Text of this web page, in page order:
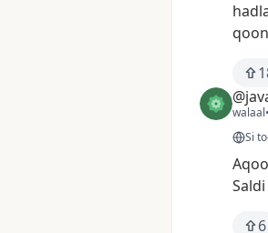
walaal•
Si
Saldi
6